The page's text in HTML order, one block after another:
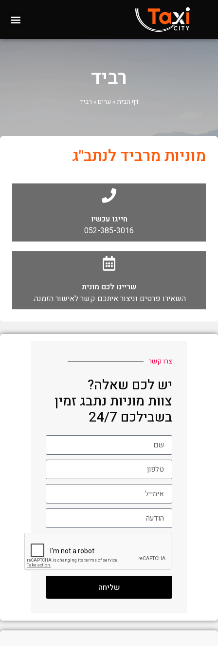
רביד
דף הבית» ערים » רביד
מוניות מרביד לנתב"ג
חייגו עכשיו
052-385-3016
שריינו לכם מונית
השאירו פרטים וניצור איתכם קשר לאישור הזמנה.
צרו קשר
יש לכם שאלה?
צוות מוניות נתבג זמין
בשבילכם 24/7
שליחה